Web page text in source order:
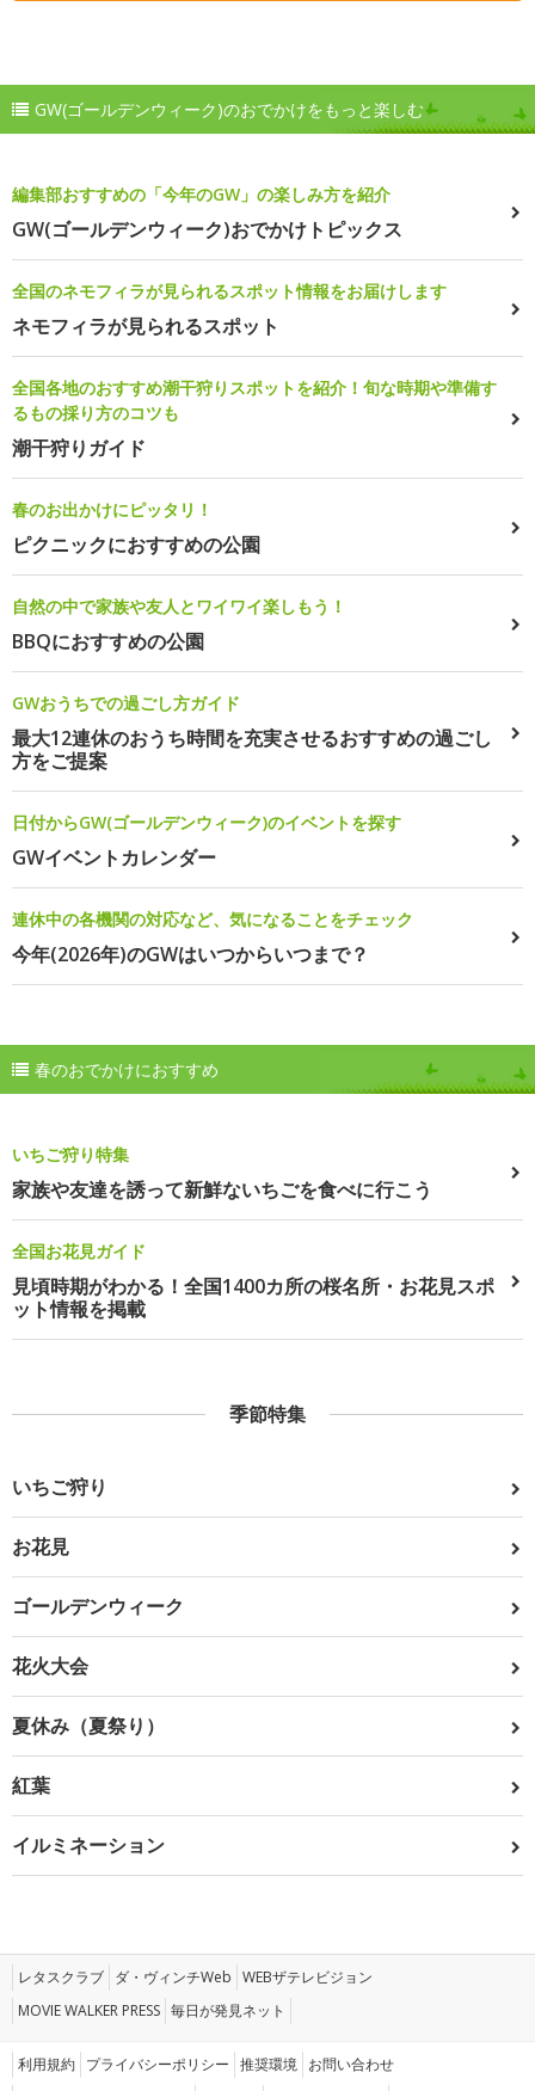
GW(ゴールデンウィーク)のおでかけをもっと楽しむ
編集部おすすめの「今年のGW」の楽しみ方を紹介
GW(ゴールデンウィーク)おでかけトピックス
全国のネモフィラが見られるスポット情報をお届けします
ネモフィラが見られるスポット
全国各地のおすすめ潮干狩りスポットを紹介！旬な時期や準備す
るもの採り方のコツも
潮干狩りガイド
春のお出かけにピッタリ！
ピクニックにおすすめの公園
自然の中で家族や友人とワイワイ楽しもう！
BBQにおすすめの公園
GWおうちでの過ごし方ガイド
最大12連休のおうち時間を充実させるおすすめの過ごし
方をご提案
日付からGW(ゴールデンウィーク)のイベントを探す
GWイベントカレンダー
連休中の各機関の対応など、気になることをチェック
今年(2026年)のGWはいつからいつまで？
春のおでかけにおすすめ
いちご狩り特集
家族や友達を誘って新鮮ないちごを食べに行こう
全国お花見ガイド
見頃時期がわかる！全国1400カ所の桜名所・お花見スポ
ット情報を掲載
季節特集
いちご狩り
お花見
ゴールデンウィーク
花火大会
夏休み（夏祭り）
紅葉
イルミネーション
レタスクラブ ダ・ヴィンチWeb WEBザテレビジョン
MOVIE WALKER PRESS 毎日が発見ネット
利用規約 プライバシーポリシー 推奨環境 お問い合わせ